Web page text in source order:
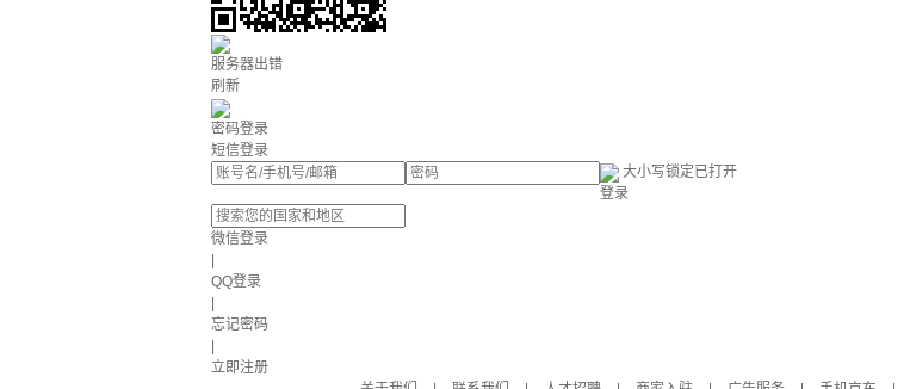
服务器出错
刷新
密码登录
短信登录
大小写锁定已打开
登录
微信登录
QQ登录
忘记密码
立即注册